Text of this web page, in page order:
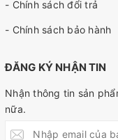
- Chính sách đổi trả
- Chính sách bảo hành
ĐĂNG KÝ NHẬN TIN
Nhận thông tin sản
nữa.